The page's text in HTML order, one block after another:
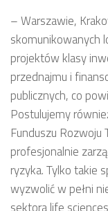
– Warszawie,
skomunikowanych
projektów klasy
przednajmu i
publicznych, co
Postulujemy
Funduszu Rozwoju
profesjonalnie
ryzyka. Tylko takie
wyzwolić w pełni